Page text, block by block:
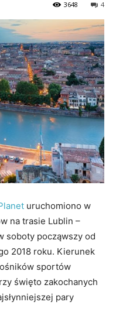
4
3648
uruchomiono w
na trasie Lublin –
soboty począwszy od
2018 roku. Kierunek
sportów
święto zakochanych
pary